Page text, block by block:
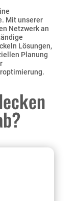
Mit unserer
Netzwerk an
Lösungen,
Planung